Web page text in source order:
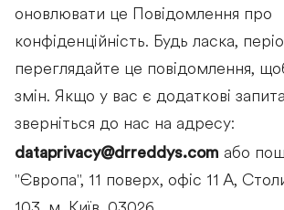
оновлювати це Повідомлення про
конфіденційність. Будь ласка,
переглядайте це повідомлення,
змін. Якщо у вас є додаткові
зверніться до нас на адресу:
dataprivacy@drreddys.com або
"Європа", 11 поверх, офіс 11 А,